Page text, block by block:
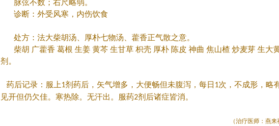
脉弦不数；右尺略弱。
诊断：外受风寒，内伤饮食
处方：法大柴胡汤、厚朴七物汤、藿香正气散之意。
柴胡 广藿香 葛根 生姜 黄芩 生甘草 枳壳 厚朴 陈皮 神曲 焦山楂 炒麦芽 生大
剂。
药后记录：服上1剂药后，矢气增多，大便畅但未腹泻，每日 1次，不成形，略
见开但仍欠佳。寒热除。无汗出。服药2剂后诸症皆消。
（治疗医师：燕